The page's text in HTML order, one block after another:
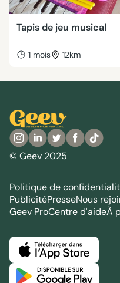
Tapis de jeu musical
1 mois 12km
© Geev 2025
Politique de
PublicitéPresseNous
Geev ProCentre d'aideÀ